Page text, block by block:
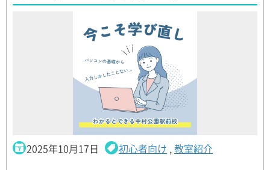
2025年10月17日 初心者向け ,教室紹介